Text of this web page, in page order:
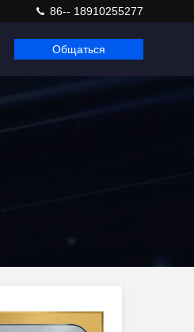
86-- 18910255277
Общаться